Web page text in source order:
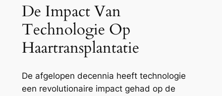
De Impact Van
Technologie Op
Haartransplantatie
De afgelopen decennia heeft technologie
een revolutionaire impact gehad op de